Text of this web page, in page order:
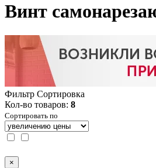
Винт
Фильтр Сортировка
Кол-во товаров: 8
Сортировать по
×